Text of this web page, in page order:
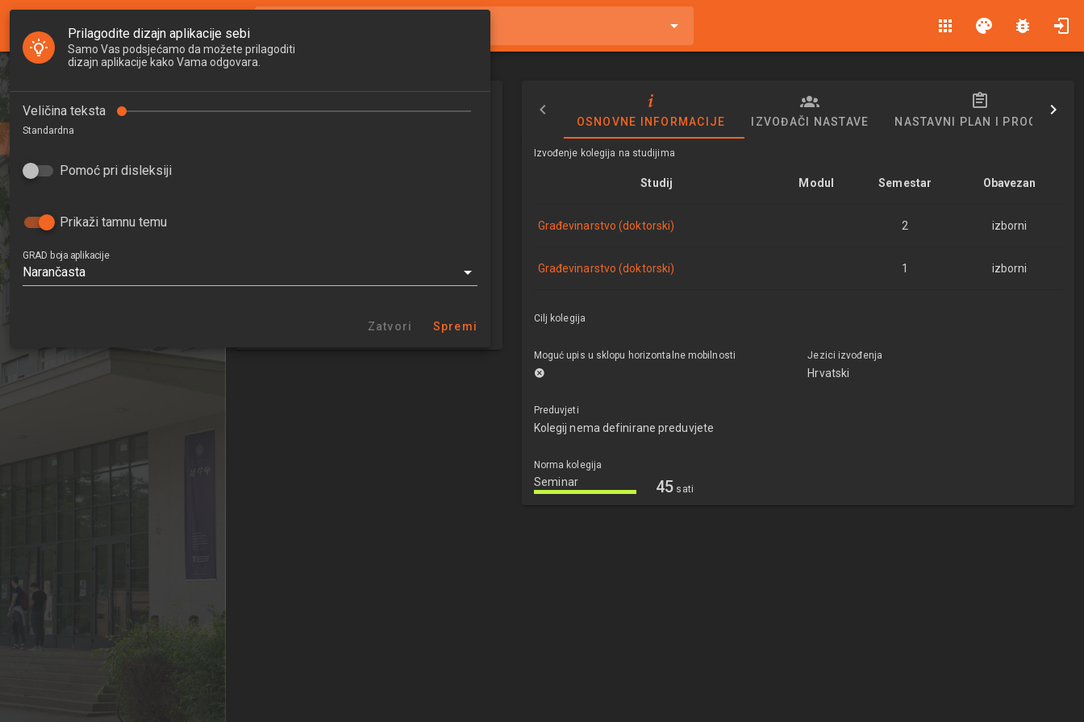
Djelatnici
Zavodi
GRAD Nastava apps palette bug_report
Upravljanje projektima OSNOVNE INFORMACIJE IZVOĐAČI NASTAVE NASTAVNI PLAN I PROGRAM
Izvođenje kolegija na studijima
Studij Modul Semestar Obavezan
Građevinarstvo (doktorski) 2 izborni
Građevinarstvo (doktorski) 1 izborni
Cilj kolegija
Moguć upis u sklopu horizontalne mobilnosti Jezici izvođenja
Hrvatski
Preduvjeti
Kolegij nema definirane preduvjete
Norma kolegija
Seminar 45 sati
Prilagodite dizajn aplikacije sebi
Samo Vas podsjećamo da možete prilagoditi
dizajn aplikacije kako Vama odgovara.
Veličina teksta
Standardna
Pomoć pri disleksiji
Prikaži tamnu temu
GRAD boja aplikacije
Narančasta
Zatvori Spremi